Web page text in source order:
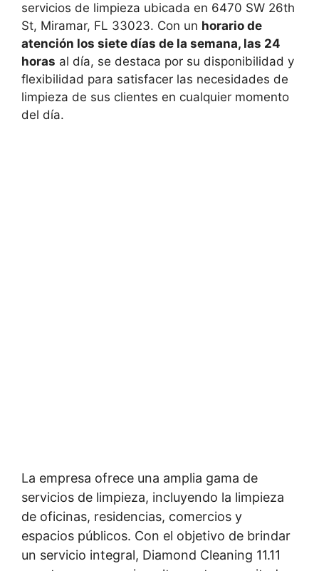
servicios de limpieza ubicada en 6470 SW 26th
St, Miramar, FL 33023. Con un horario de
atención los siete días de la semana, las 24
horas al día, se destaca por su disponibilidad y
flexibilidad para satisfacer las necesidades de
limpieza de sus clientes en cualquier momento
del día.
La empresa ofrece una amplia gama de
servicios de limpieza, incluyendo la limpieza
de oficinas, residencias, comercios y
espacios públicos. Con el objetivo de brindar
un servicio integral, Diamond Cleaning 11.11